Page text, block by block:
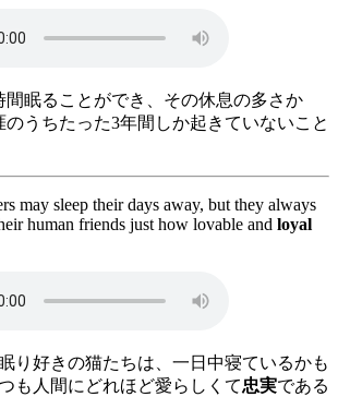
間眠ることができ、その休息の多さか
のうちたった3年間しか起きていないこと
may sleep their days away, but they always
human friends just how lovable and loyal
り好きの猫たちは、一日中寝ているかも
も人間にどれほど愛らしくて忠実である